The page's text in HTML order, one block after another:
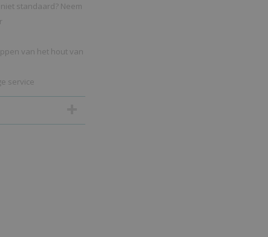
standaard? Neem
van het hout van
service